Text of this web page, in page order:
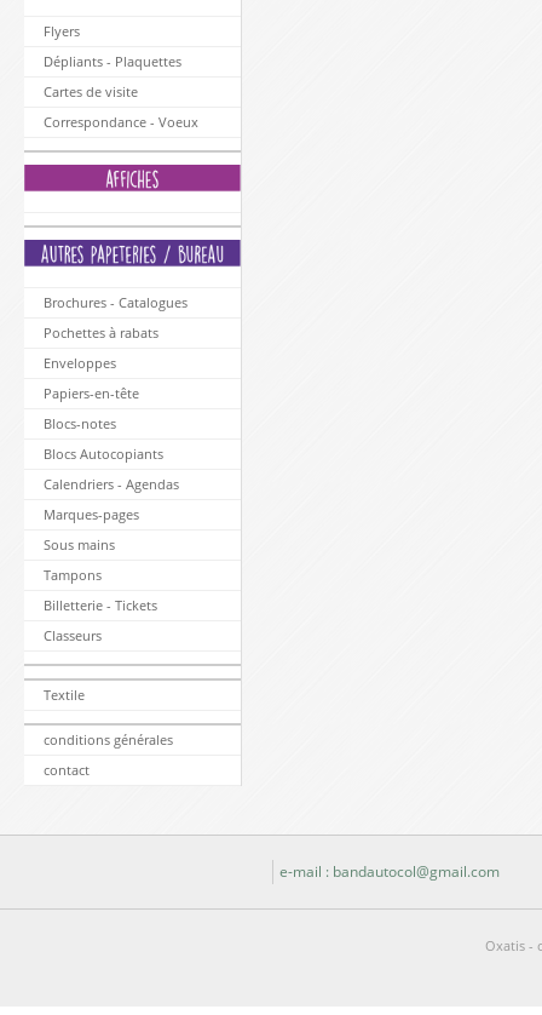
Flyers
Dépliants - Plaquettes
Cartes de visite
Correspondance - Voeux
Brochures - Catalogues
Pochettes à rabats
Enveloppes
Papiers-en-tête
Blocs-notes
Blocs Autocopiants
Calendriers - Agendas
Marques-pages
Sous mains
Tampons
Billetterie - Tickets
Classeurs
Textile
conditions générales
contact
e-mail : bandautocol@gmail.com
Oxatis -